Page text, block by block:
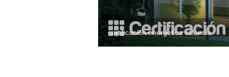
certificacion energetica valencia